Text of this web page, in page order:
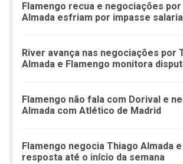
Flamengo recua e negociações
Almada esfriam por impasse
River avança nas negociações por
Almada e Flamengo monitora
Flamengo não fala com Dorival e
Almada com Atlético de Madrid
Flamengo negocia Thiago Almada
resposta até o início da semana